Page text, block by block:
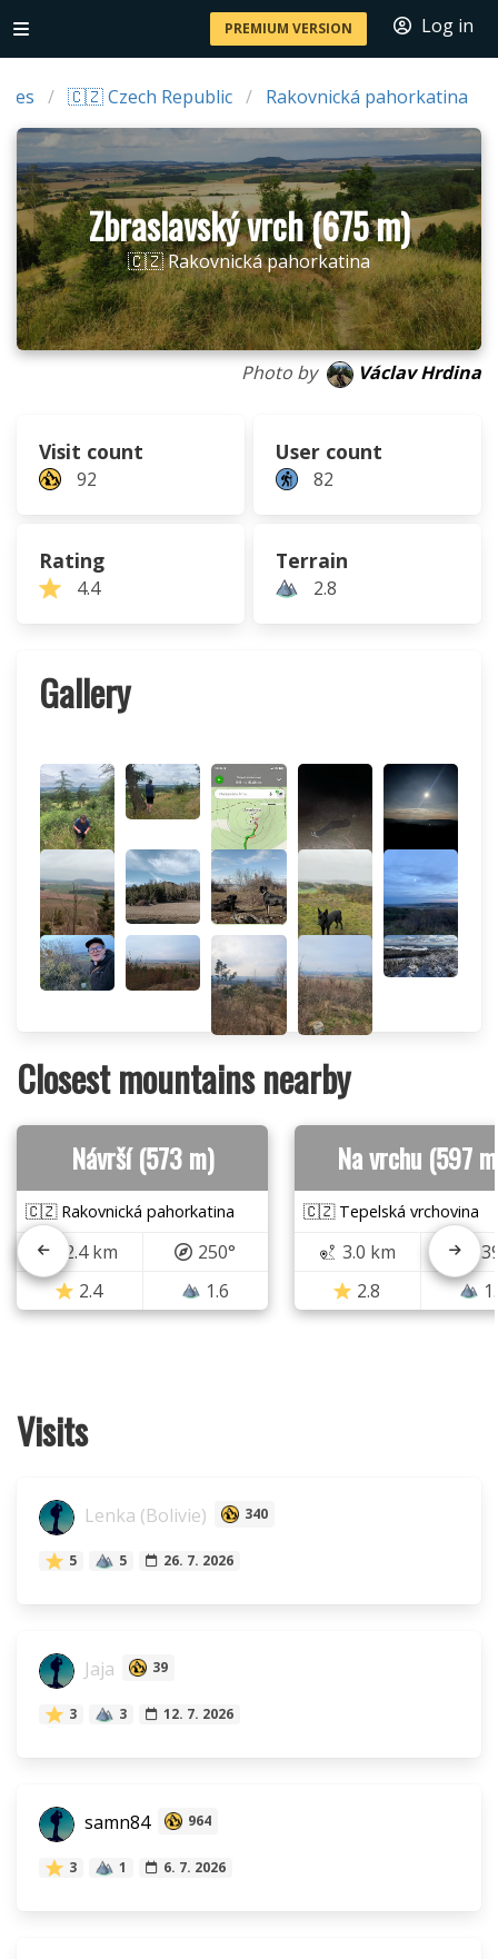
PREMIUM VERSION Log in
🇨🇿 Czech Republic Rakovnická pahorkatina
Zbraslavský vrch (675 m)
🇨🇿 Rakovnická pahorkatina
Photo by Václav Hrdina
Visit count
92
User count
82
Rating
4.4
Terrain
2.8
Gallery
Closest mountains nearby
Návrší (573 m)
🇨🇿 Rakovnická pahorkatina
2.4 km
250°
2.4
1.6
Na vrchu (597
🇨🇿 Tepelská vrchovina
3.0 km
2.8
Visits
Lenka (Bolivie) 340
5 5 26. 7. 2026
Jaja 39
3 3 12. 7. 2026
samn84 964
3 1 6. 7. 2026